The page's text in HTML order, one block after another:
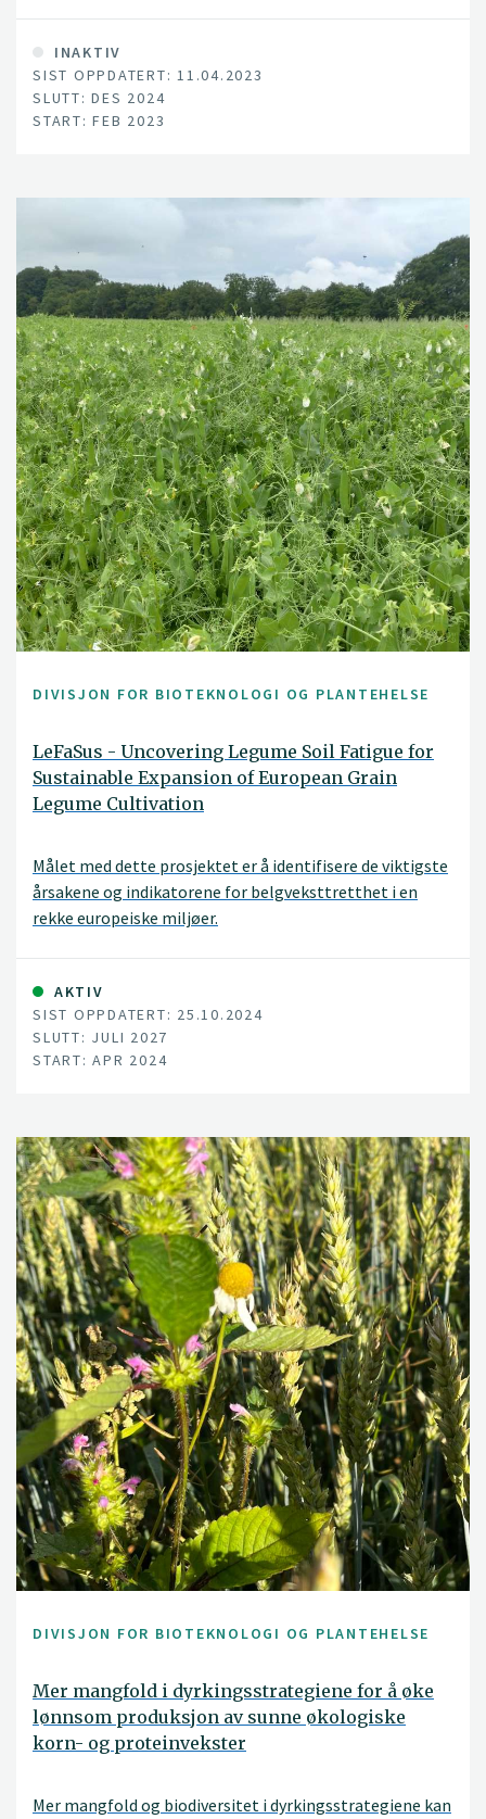
INAKTIV
SIST OPPDATERT: 11.04.2023
SLUTT: DES 2024
START: FEB 2023
DIVISJON FOR BIOTEKNOLOGI OG PLANTEHELSE
LeFaSus - Uncovering Legume Soil Fatigue for
Sustainable Expansion of European Grain
Legume Cultivation
Målet med dette prosjektet er å identifisere de viktigste
årsakene og indikatorene for belgveksttretthet i en
rekke europeiske miljøer.
AKTIV
SIST OPPDATERT: 25.10.2024
SLUTT: JULI 2027
START: APR 2024
DIVISJON FOR BIOTEKNOLOGI OG PLANTEHELSE
Mer mangfold i dyrkingsstrategiene for å øke
lønnsom produksjon av sunne økologiske
korn- og proteinvekster
Mer mangfold og biodiversitet i dyrkingsstrategiene kan